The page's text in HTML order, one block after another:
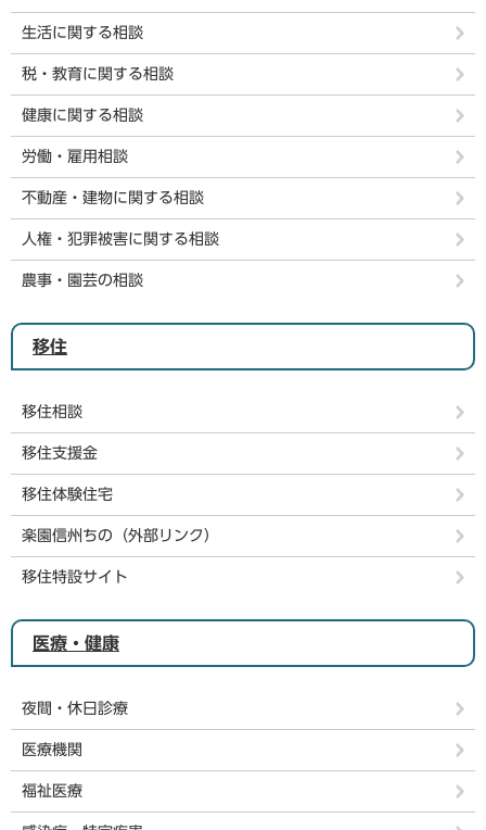
生活に関する相談
税・教育に関する相談
健康に関する相談
労働・雇用相談
不動産・建物に関する相談
人権・犯罪被害に関する相談
農事・園芸の相談
移住
移住相談
移住支援金
移住体験住宅
楽園信州ちの（外部リンク）
移住特設サイト
医療・健康
夜間・休日診療
医療機関
福祉医療